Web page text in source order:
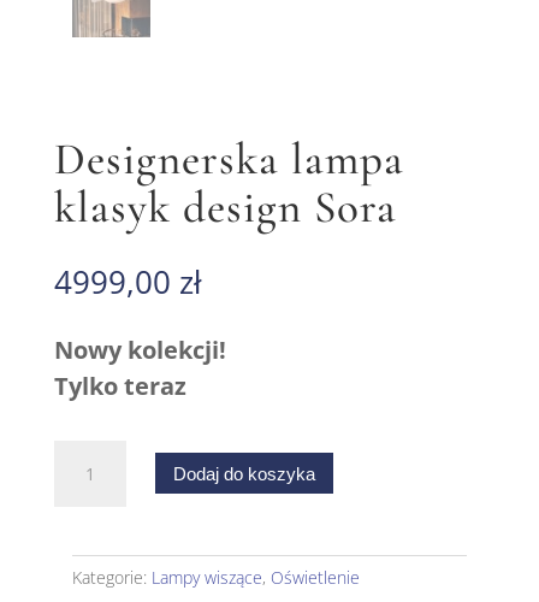
Designerska lampa
klasyk design Sora
4999,00 zł
Nowy kolekcji!
Tylko teraz
Designerska
design
Sora
Dodaj do koszyka
Kategorie: Lampy wiszące, Oświetlenie